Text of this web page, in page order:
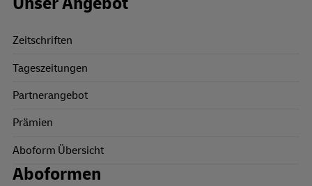
Zeitschriften
Tageszeitungen
Partnerangebot
Prämien
Aboform Übersicht
Aboformen